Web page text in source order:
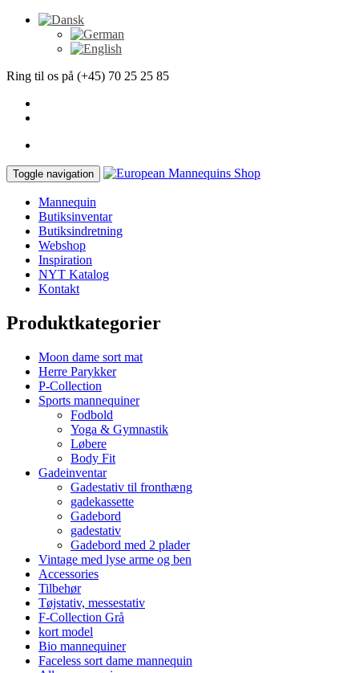
Ring til os på (+45) 70 25 25 85
Toggle navigation
Mannequin
Butiksinventar
Butiksindretning
Webshop
Inspiration
NYT Katalog
Kontakt
Produktkategorier
Moon dame sort mat
Herre Parykker
P-Collection
Sports mannequiner
Fodbold
Yoga & Gymnastik
Løbere
Body Fit
Gadeinventar
Gadestativ til fronthæng
gadekassette
Gadebord
gadestativ
Gadebord med 2 plader
Vintage med lyse arme og ben
Accessories
Tilbehør
Tøjstativ, messestativ
F-Collection Grå
kort model
Bio mannequiner
Faceless sort dame mannequin